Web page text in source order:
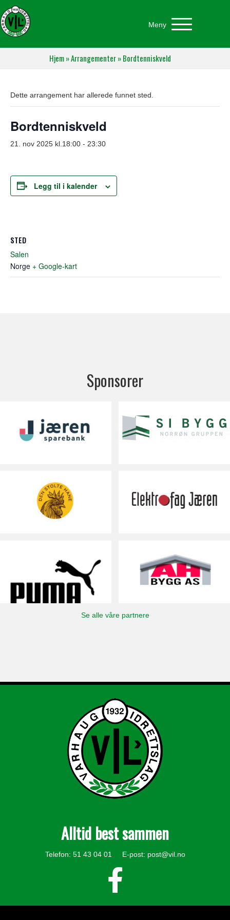
Meny
Hjem»Arrangementer»Bordtenniskveld
Dette arrangement har allerede funnet sted.
Bordtenniskveld
21. nov 2025 kl.18:00 - 23:30
Legg til i kalender
STED
Salen
Norge + Google-kart
Sponsorer
Se alle våre partnere
Alltid best sammen
Telefon: 51 43 04 01 E-post: post@vil.no